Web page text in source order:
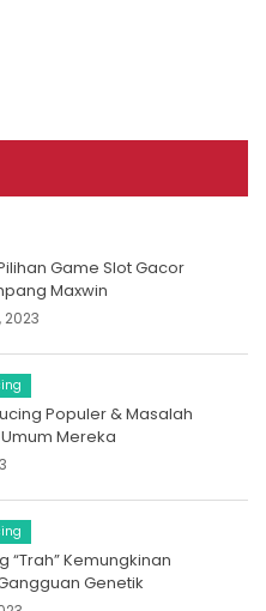
Game Slot Gacor
Maxwin
2023
Populer & Masalah
Mereka
“Trah” Kemungkinan
Genetik